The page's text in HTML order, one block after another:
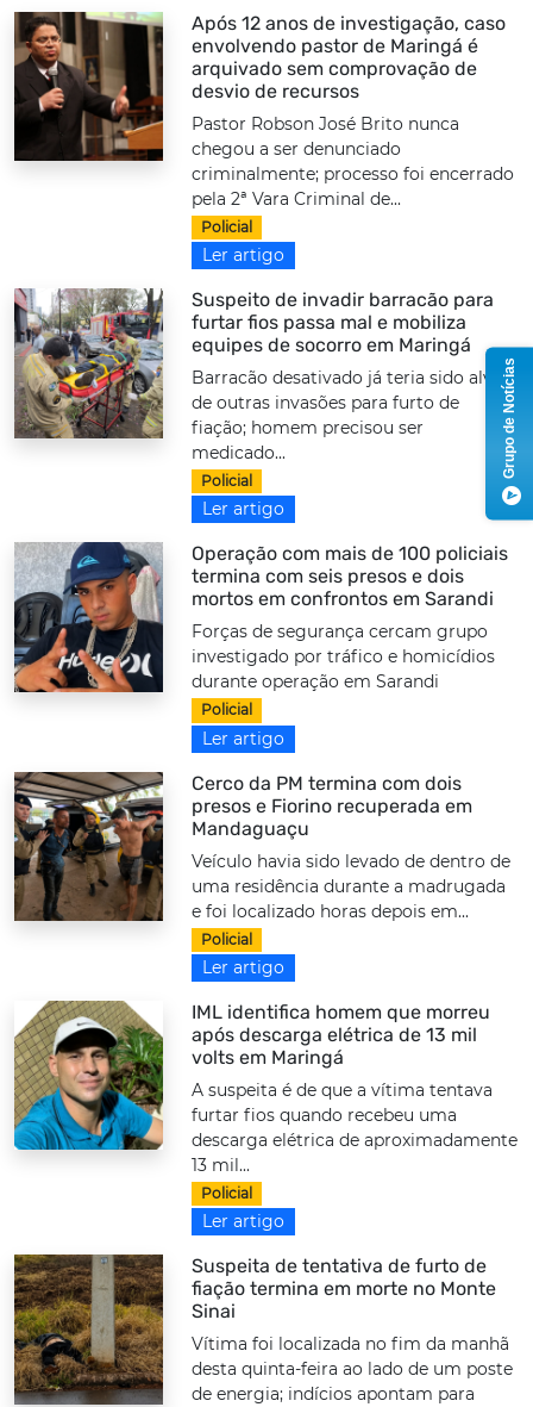
Após 12 anos de investigação, caso
envolvendo pastor de Maringá é
arquivado sem comprovação de
desvio de recursos
Pastor Robson José Brito nunca
chegou a ser denunciado
criminalmente; processo foi encerrado
pela 2ª Vara Criminal de...
Policial
Ler artigo
Suspeito de invadir barracão para
furtar fios passa mal e mobiliza
equipes de socorro em Maringá
Barracão desativado já teria sido alvo
de outras invasões para furto de
fiação; homem precisou ser
medicado...
Policial
Ler artigo
Operação com mais de 100 policiais
termina com seis presos e dois
mortos em confrontos em Sarandi
Forças de segurança cercam grupo
investigado por tráfico e homicídios
durante operação em Sarandi
Policial
Ler artigo
Cerco da PM termina com dois
presos e Fiorino recuperada em
Mandaguaçu
Veículo havia sido levado de dentro de
uma residência durante a madrugada
e foi localizado horas depois em...
Policial
Ler artigo
IML identifica homem que morreu
após descarga elétrica de 13 mil
volts em Maringá
A suspeita é de que a vítima tentava
furtar fios quando recebeu uma
descarga elétrica de aproximadamente
13 mil...
Policial
Ler artigo
Suspeita de tentativa de furto de
fiação termina em morte no Monte
Sinai
Vítima foi localizada no fim da manhã
desta quinta-feira ao lado de um poste
de energia; indícios apontam para
Grupo de Notícias